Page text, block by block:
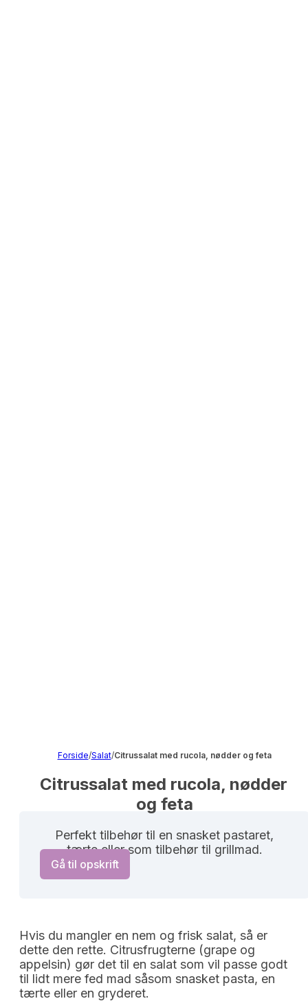
Forside/Salat/Citrussalat med rucola, nødder og feta
Citrussalat med rucola, nødder
og feta
Perfekt tilbehør til en snasket pastaret,
tærte eller som tilbehør til grillmad.
Gå til opskrift
Hvis du mangler en nem og frisk salat, så er
dette den rette. Citrusfrugterne (grape og
appelsin) gør det til en salat som vil passe godt
til lidt mere fed mad såsom snasket pasta, en
tærte eller en gryderet.